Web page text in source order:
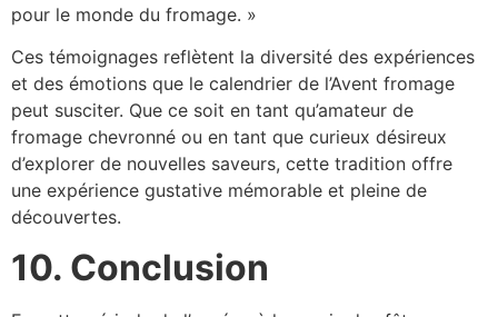
pour le monde du fromage. »
Ces témoignages reflètent la diversité des expériences
et des émotions que le calendrier de l’Avent fromage
peut susciter. Que ce soit en tant qu’amateur de
fromage chevronné ou en tant que curieux désireux
d’explorer de nouvelles saveurs, cette tradition offre
une expérience gustative mémorable et pleine de
découvertes.
10. Conclusion